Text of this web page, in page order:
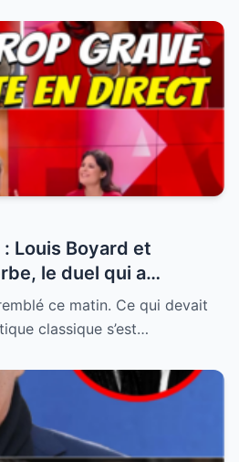
: Louis Boyard et
le duel qui a
ce matin. Ce qui devait
classique s’est…